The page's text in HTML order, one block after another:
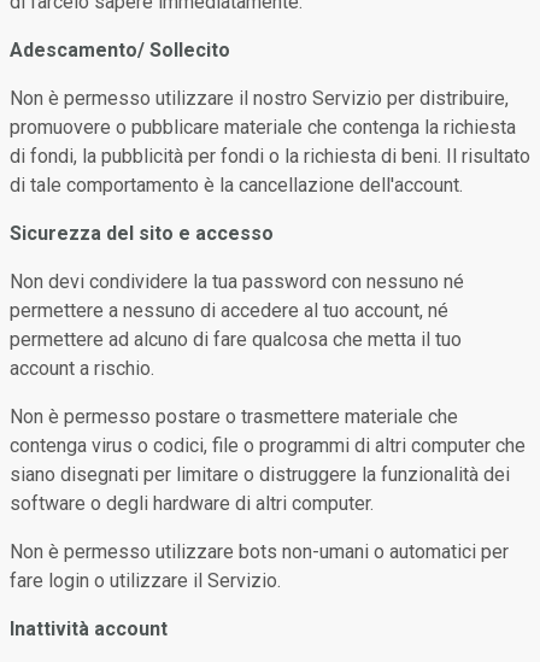
Adescamento/ Sollecito
Non è permesso utilizzare il nostro Servizio per distribuire,
promuovere o pubblicare materiale che contenga la richiesta
di fondi, la pubblicità per fondi o la richiesta di beni. Il risultato
di tale comportamento è la cancellazione dell'account.
Sicurezza del sito e accesso
Non devi condividere la tua password con nessuno né
permettere a nessuno di accedere al tuo account, né
permettere ad alcuno di fare qualcosa che metta il tuo
account a rischio.
Non è permesso postare o trasmettere materiale che
contenga virus o codici, file o programmi di altri computer che
siano disegnati per limitare o distruggere la funzionalità dei
software o degli hardware di altri computer.
Non è permesso utilizzare bots non-umani o automatici per
fare login o utilizzare il Servizio.
Inattività account